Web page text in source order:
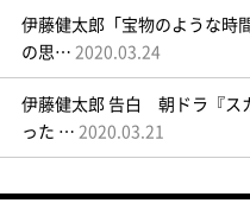
伊藤健太郎「宝物のような時
の思… 2020.03.24
伊藤健太郎 告白 朝ドラ『ス
った … 2020.03.21